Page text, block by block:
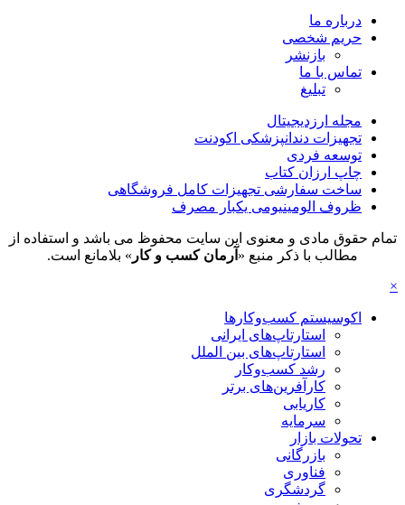
درباره ما
حریم شخصی
بازنشر
تماس با ما
تبلیغ
مجله ارزدیجیتال
تجهیزات دندانپزشکی اکودنت
توسعه فردی
چاپ ارزان کتاب
ساخت سفارشی تجهیزات کامل فروشگاهی
ظروف الومینیومی یکبار مصرف
تمام حقوق مادی و معنوی این سایت محفوظ می باشد و استفاده از
مطالب با ذکر منبع « آرمان کسب و کار » بلامانع است.
×
اکوسیستم کسب‌وکارها
استارتاپ‌های ایرانی
استارتاپ‌های بین الملل
رشد کسب‌وکار
کارآفرین‌های برتر
کاریابی
سرمایه
تحولات بازار
بازرگانی
فناوری
گردشگری